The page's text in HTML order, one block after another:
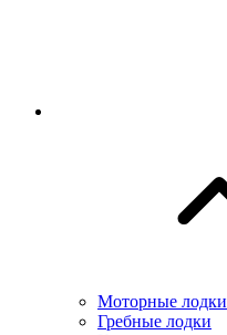
Моторные лодки
Гребные лодки